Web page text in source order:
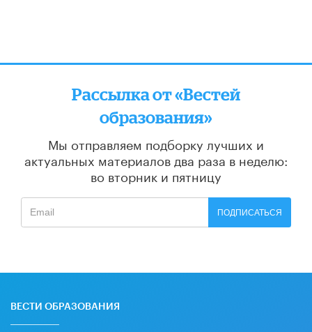
Рассылка от «Вестей
образования»
Мы отправляем подборку лучших и
актуальных материалов два раза в неделю:
во вторник и пятницу
ПОДПИСАТЬСЯ
ВЕСТИ ОБРАЗОВАНИЯ